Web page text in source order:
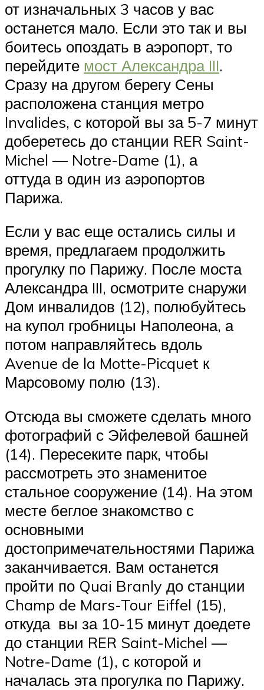
от изначальных 3 часов у вас
останется мало. Если это так и вы
боитесь опоздать в аэропорт, то
перейдите мост Александра III.
Сразу на другом берегу Сены
расположена станция метро
Invalides, с которой вы за 5-7 минут
доберетесь до станции RER Saint-
Michel — Notre-Dame (1), а
оттуда в один из аэропортов
Парижа.
Если у вас еще остались силы и
время, предлагаем продолжить
прогулку по Парижу. После моста
Александра III, осмотрите снаружи
Дом инвалидов (12), полюбуйтесь
на купол гробницы Наполеона, а
потом направляйтесь вдоль
Avenue de la Motte-Picquet к
Марсовому полю (13).
Отсюда вы сможете сделать много
фотографий с Эйфелевой башней
(14). Пересеките парк, чтобы
рассмотреть это знаменитое
стальное сооружение (14). На этом
месте беглое знакомство с
основными
достопримечательностями Парижа
заканчивается. Вам останется
пройти по Quai Branly до станции
Champ de Mars-Tour Eiffel (15),
откуда вы за 10-15 минут доедете
до станции RER Saint-Michel —
Notre-Dame (1), с которой и
началась эта прогулка по Парижу.